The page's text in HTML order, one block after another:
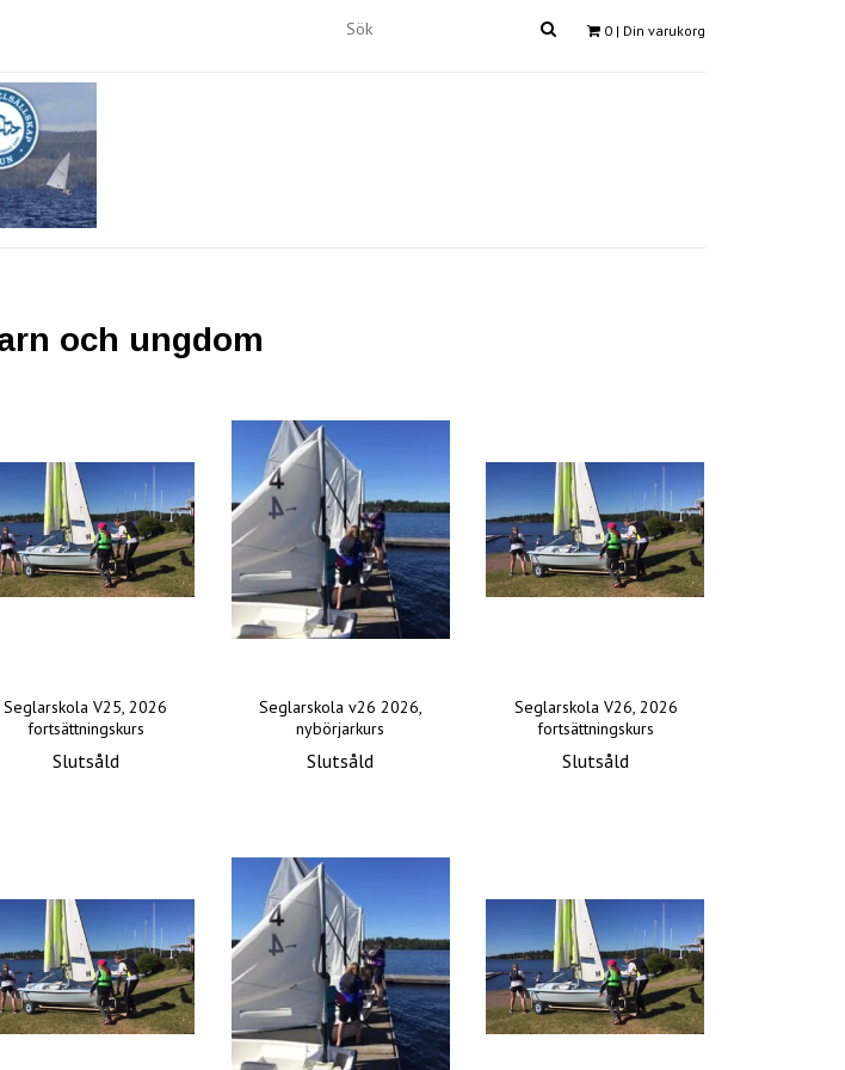
0 | Din varukorg
och ungdom
Seglarskola V25, 2026
fortsättningskurs
Slutsåld
Seglarskola v26 2026,
nybörjarkurs
Slutsåld
Seglarskola V26, 2026
fortsättningskurs
Slutsåld